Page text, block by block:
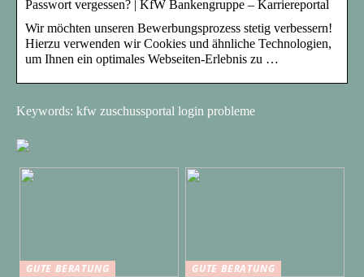
Passwort vergessen? | KfW Bankengruppe – Karriereportal
Wir möchten unseren Bewerbungsprozess stetig verbessern!
Hierzu verwenden wir Cookies und ähnliche Technologien,
um Ihnen ein optimales Webseiten-Erlebnis zu …
Keywords: kfw zuschussportal login probleme
GUTE BERATUNG
GUTE BERATUNG